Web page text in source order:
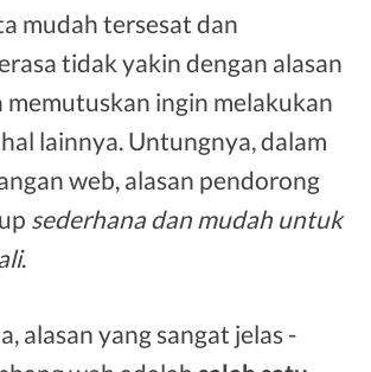
mudah tersesat dan
tidak yakin dengan alasan
memutuskan ingin melakukan
lainnya. Untungnya, dalam
web, alasan pendorong
sederhana dan mudah untuk
.
alasan yang sangat jelas -